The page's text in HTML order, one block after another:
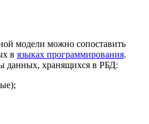
модели можно сопоставить
в языках программирования.
данных, хранящихся в РБД: